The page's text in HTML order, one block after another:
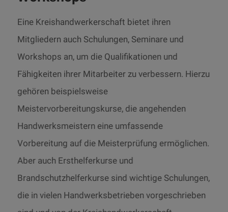
Eine Kreishandwerkerschaft bietet ihren
Mitgliedern auch Schulungen, Seminare und
Workshops an, um die Qualifikationen und
Fähigkeiten ihrer Mitarbeiter zu verbessern. Hierzu
gehören beispielsweise
Meistervorbereitungskurse, die angehenden
Handwerksmeistern eine umfassende
Vorbereitung auf die Meisterprüfung ermöglichen.
Aber auch Ersthelferkurse und
Brandschutzhelferkurse sind wichtige Schulungen,
die in vielen Handwerksbetrieben vorgeschrieben